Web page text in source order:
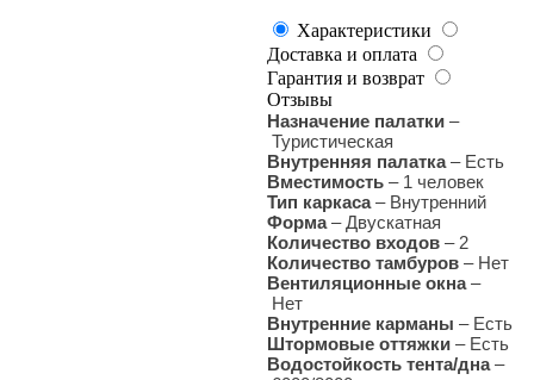
Характеристики
Доставка и оплата
Гарантия и возврат
Отзывы
Назначение палатки –
Туристическая
Внутренняя палатка–Есть
Вместимость – 1 человек
Тип каркаса–Внутренний
Форма– Двускатная
Количество входов –2
Количество тамбуров – Нет
Вентиляционные окна–
Нет
Внутренние карманы – Есть
Штормовые оттяжки –Есть
Водостойкость тента/дна–